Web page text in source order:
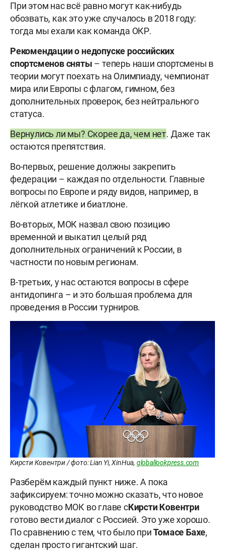
При этом нас всё равно могут как-нибудь
обозвать, как это уже случалось в 2018 году:
тогда мы ехали как команда ОКР.
Рекомендации о недопуске российских
спортсменов сняты – теперь наши спортсмены в
теории могут поехать на Олимпиаду, чемпионат
мира или Европы с флагом, гимном, без
дополнительных проверок, без нейтрального
статуса.
Вернулись ли мы? Скорее да, чем нет. Даже так
остаются препятствия.
Во-первых, решение должны закрепить
федерации – каждая по отдельности. Главные
вопросы по Европе и ряду видов, например, в
лёгкой атлетике и биатлоне.
Во-вторых, МОК назвал свою позицию
временной и выкатил целый ряд
дополнительных ограничений к России, в
частности по новым регионам.
В-третьих, у нас остаются вопросы в сфере
антидопинга – и это большая проблема для
проведения в России турниров.
Кирсти Ковентри / фото: Lian Yi, XinHua, globallookpress.com
Разберём каждый пункт ниже. А пока
зафиксируем: точно можно сказать, что новое
руководство МОК во главе сКирстиКовентри
готово вести диалог с Россией. Это уже хорошо.
По сравнению с тем, что было приТомасе Бахе,
сделан просто гигантский шаг.